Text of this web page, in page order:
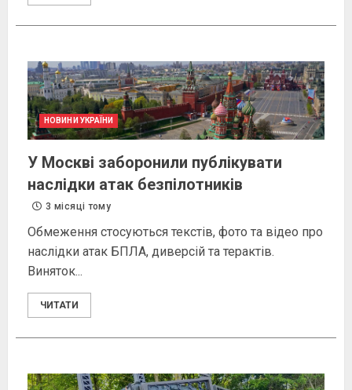
НОВИНИ УКРАЇНИ
У Москві заборонили публікувати
наслідки атак безпілотників
3 місяці тому
Обмеження стосуються текстів, фото та відео про
наслідки атак БПЛА, диверсій та терактів.
Виняток...
ЧИТАТИ